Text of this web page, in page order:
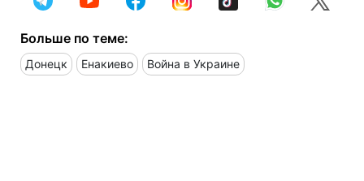
Больше по теме:
Донецк Енакиево Война в Украине